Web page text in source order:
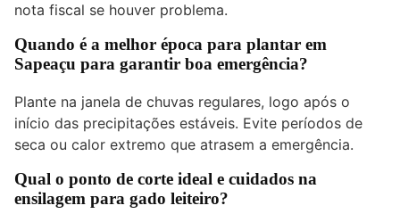
nota fiscal se houver problema.
Quando é a melhor época para plantar em
Sapeaçu para garantir boa emergência?
Plante na janela de chuvas regulares, logo após o
início das precipitações estáveis. Evite períodos de
seca ou calor extremo que atrasem a emergência.
Qual o ponto de corte ideal e cuidados na
ensilagem para gado leiteiro?